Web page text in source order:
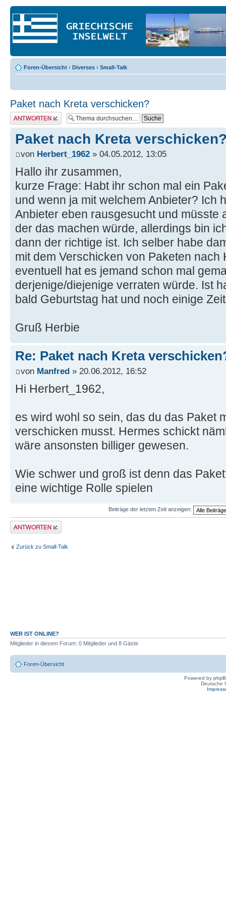
Foren-Übersicht ‹ Diverses ‹ Small-Talk
Paket nach Kreta verschicken?
Antwort erstellen
Paket nach Kreta
von Herbert_1962 » 04.05.2012, 13:05
Hallo ihr zusammen,
kurze Frage: Habt ihr schon mal ein
und wenn ja mit welchem Anbieter? Ich
Anbieter eben rausgesucht und müsste
der das machen würde, allerdings bin
dann der richtige ist. Ich selber habe
mit dem Verschicken von Paketen nach
eventuell hat es jemand schon mal
derjenige/diejenige verraten würde. Ist
bald Geburtstag hat und noch einige
Gruß Herbie
Re: Paket nach Kreta
von Manfred » 20.06.2012, 16:52
Hi Herbert_1962,
es wird wohl so sein, das du das Paket
verschicken musst. Hermes schickt
wäre ansonsten billiger gewesen.
Wie schwer und groß ist denn das
eine wichtige Rolle spielen
Beiträge der letzten Zeit anzeigen:
Antwort erstellen
Zurück zu Small-Talk
WER IST ONLINE?
Mitglieder in diesem Forum: 0 Mitglieder und 8 Gäste
Foren-Übersicht
Powered by
Deutsche